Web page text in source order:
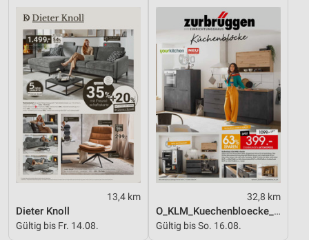
13,4 km
Dieter Knoll
Gültig bis Fr. 14.08.
32,8 km
O_KLM_Kuechenbloecke_01_26_ES
Gültig bis So. 16.08.